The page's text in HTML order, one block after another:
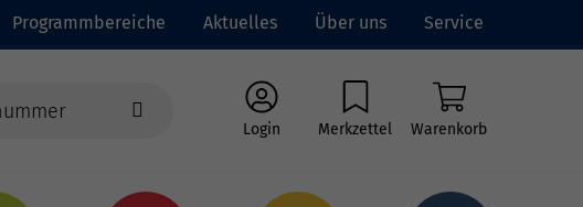
Programmbereiche Aktuelles Über uns Service
Login Merkzettel Warenkorb